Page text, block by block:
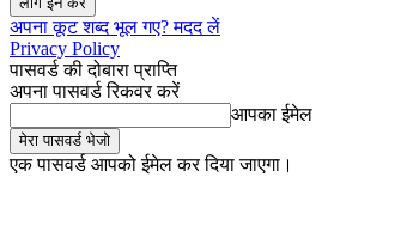
अपना कूट शब्द भूल गए? मदद लें
Privacy Policy
पासवर्ड की दोबारा प्राप्ति
अपना पासवर्ड रिकवर करें
आपका ईमेल
एक पासवर्ड आपको ईमेल कर दिया जाएगा।